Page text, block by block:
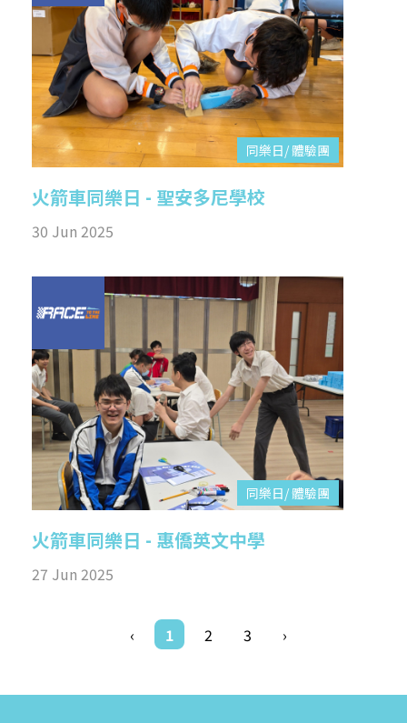
同樂日/ 體驗團
火箭車同樂日 - 聖安多尼學校
30 Jun 2025
同樂日/ 體驗團
火箭車同樂日 - 惠僑英文中學
27 Jun 2025
‹ 1 2 3 ›